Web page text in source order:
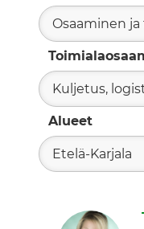
Osaaminen
Kuljetus,
Alueet
Etelä-Karjala